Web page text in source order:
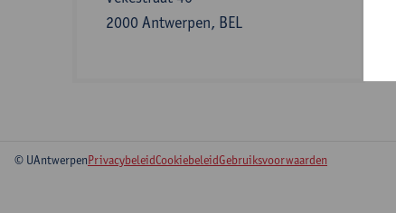
2000 Antwerpen, BEL
© UAntwerpenPrivacybeleidCookiebeleidGebruiksvoorwaarden